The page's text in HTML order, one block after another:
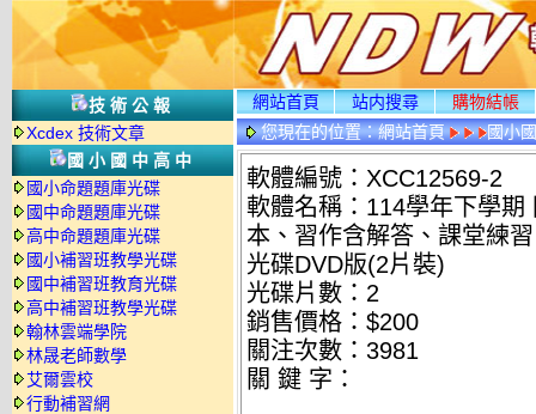
技術公報
Xcdex 技術文章
國小國中高中
國小命題題庫光碟
國中命題題庫光碟
高中命題題庫光碟
國小補習班教學光碟
國中補習班教育光碟
高中補習班教學光碟
翰林雲端學院
林晟老師數學
艾爾雲校
行動補習網
網站首頁 站内搜尋
購物結帳
您現在的位置：網站首頁 國小
軟體編號：XCC12569-2
軟體名稱：114學年下學
本、習作含解答、課堂練
光碟DVD版(2片裝)
光碟片數：2
銷售價格：$200
關注次數： 3981
關 鍵 字：